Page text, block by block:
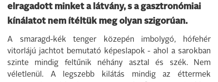
elragadott minket a látvány, s a gasztronómiai
kínálatot nem ítéltük meg olyan szigorúan.
A smaragd-kék tenger közepén imbolygó, hófehér
vitorlájú jachtot bemutató képeslapok - ahol a sarokban
szinte mindig feltűnik néhány asztal és szék. Nem
véletlenül. A legszebb kilátás mindig az éttermek